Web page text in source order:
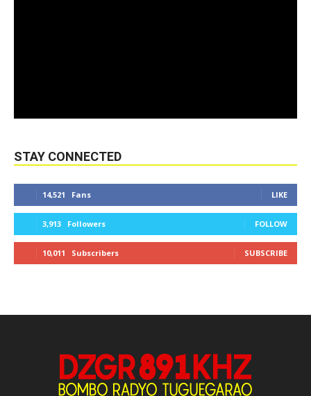
STAY CONNECTED
14,521 Fans LIKE
3,913 Followers FOLLOW
10,011 Subscribers SUBSCRIBE